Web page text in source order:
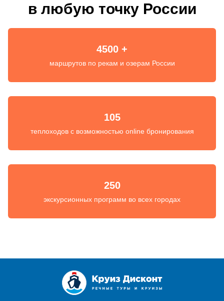
в любую точку России
4500 +
маршрутов по рекам и озерам России
105
теплоходов с возможностью online бронирования
250
экскурсионных программ во всех городах